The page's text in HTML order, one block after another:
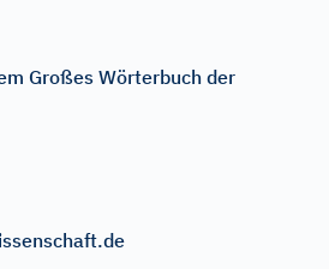
Großes Wörterbuch der